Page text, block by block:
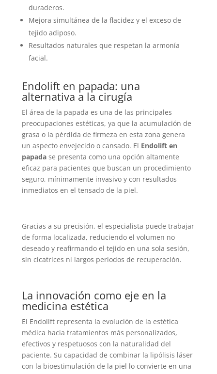
duraderos.
Mejora simultánea de la flacidez y el exceso de
tejido adiposo.
Resultados naturales que respetan la armonía
facial.
Endolift en papada: una
alternativa a la cirugía
El área de la papada es una de las principales
preocupaciones estéticas, ya que la acumulación de
grasa o la pérdida de firmeza en esta zona genera
un aspecto envejecido o cansado. El Endolift en
papadase presenta como una opción altamente
eficaz para pacientes que buscan un procedimiento
seguro, mínimamente invasivo y con resultados
inmediatos en el tensado de la piel.
Gracias a su precisión, el especialista puede trabajar
de forma localizada, reduciendo el volumen no
deseado y reafirmando el tejido en una sola sesión,
sin cicatrices ni largos periodos de recuperación.
La innovación como eje en la
medicina estética
El Endolift representa la evolución de la estética
médica hacia tratamientos más personalizados,
efectivos y respetuosos con la naturalidad del
paciente. Su capacidad de combinar la lipólisis láser
con la bioestimulación de la piel lo convierte en una